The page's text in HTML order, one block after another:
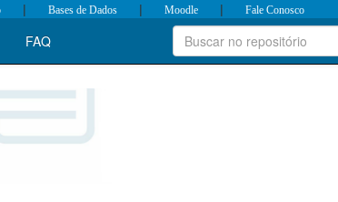
| Bases de Dados | Moodle | Fale Conosco
FAQ